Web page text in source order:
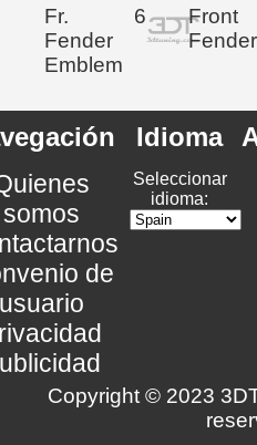
Fr.
Fender
Emblem
6
Front
somos
de
Idioma
Seleccionar
idioma:
Copyright © 2023